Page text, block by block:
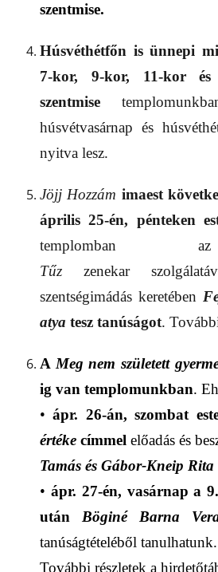
szentmise.
Húsvéthétfőn is ünnepi
7-kor, 9-kor, 11-kor
szentmise
húsvétvasárnap és
nyitva lesz.
Jöjj Hozzám imaest
április 25-én, pénteken
Tűz
zenekar
szentségimádás keretében
atya tesz tanúságot.
A Meg nem született
ig van templomunkban. E
• ápr. 26-án, szombat
értéke címmel előadás és
Tamás és Gábor-Kneip Rita
• ápr. 27-én, vasárnapa
után Böginé Barna Ver
tanúságtételéből tanulhatunk.
További részletek a h